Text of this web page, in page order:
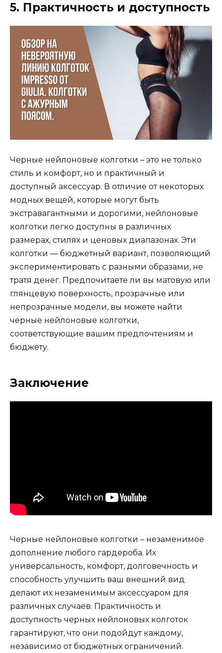
5. Практичность и доступность
Черные нейлоновые колготки – это не только
стиль и комфорт, но и практичный и
доступный аксессуар. В отличие от некоторых
модных вещей, которые могут быть
экстравагантными и дорогими, нейлоновые
колготки легко доступны в различных
размерах, стилях и ценовых диапазонах. Эти
колготки — бюджетный вариант, позволяющий
экспериментировать с разными образами, не
тратя денег. Предпочитаете ли вы матовую или
глянцевую поверхность, прозрачные или
непрозрачные модели, вы можете найти
черные нейлоновые колготки,
соответствующие вашим предпочтениям и
бюджету.
Заключение
Черные нейлоновые колготки – незаменимое
дополнение любого гардероба. Их
универсальность, комфорт, долговечность и
способность улучшить ваш внешний вид
делают их незаменимым аксессуаром для
различных случаев. Практичность и
доступность черных нейлоновых колготок
гарантируют, что они подойдут каждому,
независимо от бюджетных ограничений.